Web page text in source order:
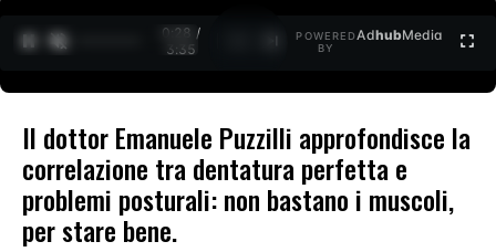
0:29 /
3:35
POWERED
BY
AdhubMedia
Il dottor Emanuele Puzzilli approfondisce la
correlazione tra dentatura perfetta e
problemi posturali: non bastano i muscoli,
per stare bene.